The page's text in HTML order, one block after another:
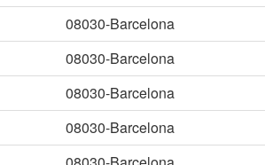
08030-Barcelona
08030-Barcelona
08030-Barcelona
08030-Barcelona